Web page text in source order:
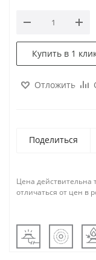
Купить в 1
Отложить
Поделиться
Цена действительна
отличаться от цен в